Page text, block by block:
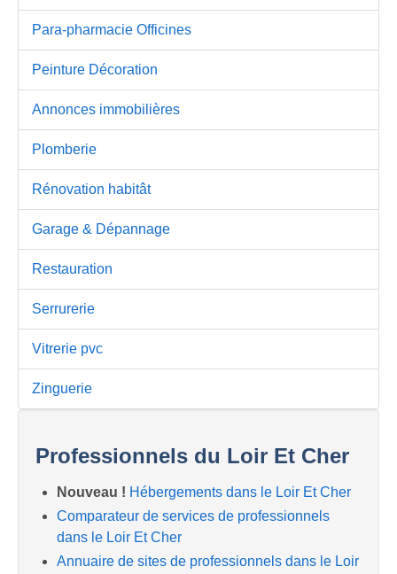
Para-pharmacie Officines
Peinture Décoration
Annonces immobilières
Plomberie
Rénovation habitât
Garage & Dépannage
Restauration
Serrurerie
Vitrerie pvc
Zinguerie
Professionnels du Loir Et Cher
Nouveau ! Hébergements dans le Loir Et Cher
Comparateur de services de professionnels
dans le Loir Et Cher
Annuaire de sites de professionnels dans le Loir